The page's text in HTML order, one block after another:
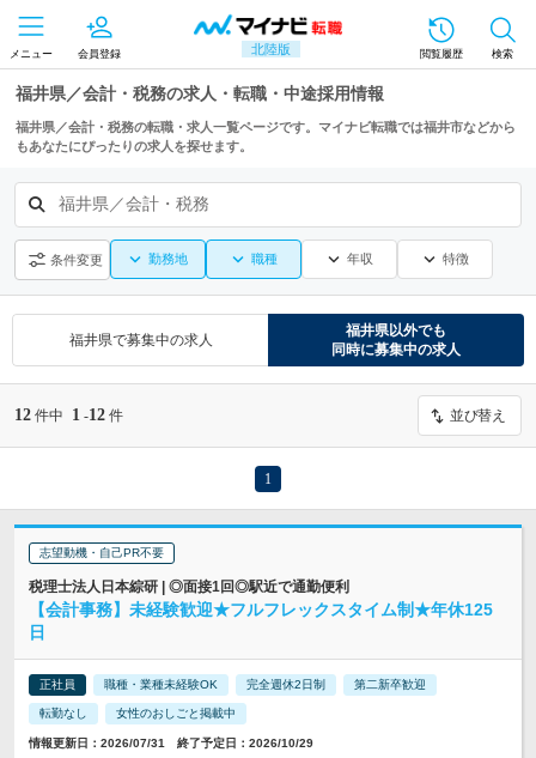
北陸版
メニュー 会員登録 閲覧履歴 検索
福井県／会計・税務の求人・転職・中途採用情報
福井県／会計・税務の転職・求人一覧ページです。マイナビ転職では福井市などから
もあなたにぴったりの求人を探せます。
福井県／会計・税務
条件変更 勤務地 職種 年収 特徴
福井県で募集中の求人
福井県以外でも
同時に募集中の求人
12 件中 1 -12 件 並び替え
1
志望動機・自己PR不要
税理士法人日本綜研 | ◎面接1回◎駅近で通勤便利
【会計事務】未経験歓迎★フルフレックスタイム制★年休125
日
正社員 職種・業種未経験OK 完全週休2日制 第二新卒歓迎
転勤なし 女性のおしごと掲載中
情報更新日：2026/07/31 終了予定日：2026/10/29